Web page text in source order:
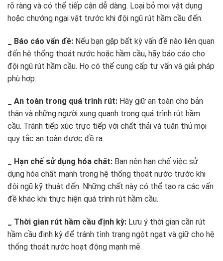
rõ ràng và có thể tiếp cận dễ dàng. Loại bỏ mọi vật dụng
hoặc chướng ngại vật trước khi đội ngũ rút hầm cầu đến.
_ Báo cáo vấn đề: Nếu bạn gặp bất kỳ vấn đề nào liên quan
đến hệ thống thoát nước hoặc hầm cầu, hãy báo cáo cho
đội ngũ rút hầm cầu. Họ có thể cung cấp tư vấn và giải pháp
phù hợp.
_ An toàn trong quá trình rút: Hãy giữ an toàn cho bản
thân và những người xung quanh trong quá trình rút hầm
cầu. Tránh tiếp xúc trực tiếp với chất thải và tuân thủ mọi
quy tắc an toàn được đề ra.
_ Hạn chế sử dụng hóa chất: Bạn nên hạn chế việc sử
dụng hóa chất mạnh trong hệ thống thoát nước trước khi
đội ngũ kỹ thuật đến. Những chất này có thể tạo ra các vấn
đề khác khi thực hiện quá trình rút hầm cầu.
_ Thời gian rút hầm cầu định kỳ: Lưu ý thời gian cần rút
hầm cầu định kỳ để tránh tình trạng ngột ngạt và giữ cho hệ
thống thoát nước hoạt động mạnh mẽ.